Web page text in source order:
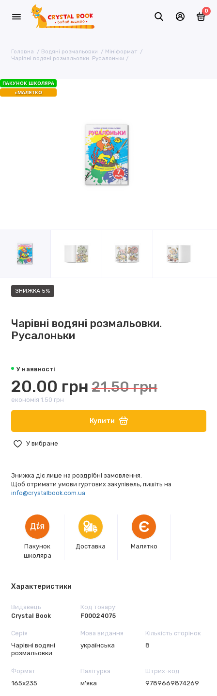
0
Головна Водяні розмальовки
Мініформат
Чарівні водяні розмальовки. Русалоньки
ПАКУНОК ШКОЛЯРА
єМАЛЯТКО
ЗНИЖКА 5%
Чарівні водяні розмальовки.
Русалоньки
У наявності
20.00 грн 21.50 грн
економія 1.50 грн
Купити
У вибране
Знижка діє лише на роздрібні замовлення.
Щоб отримати умови гуртових закупівель, пишіть на
info@crystalbook.com.ua
Пакунок
школяра
Доставка
Є
Малятко
Характеристики
Видавець
Crystal Book
Код товару:
F00024075
Серія
Чарівні водяні
розмальовки
Мова видання
українська
Кількість сторінок
8
Формат
165х235
Палітурка
м'яка
Штрих-код
9789669874269